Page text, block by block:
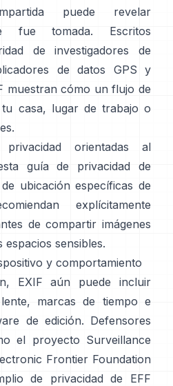
puede revelar
fue tomada. Escritos
de
investigadores de
de datos GPS y
muestran cómo un flujo de
casa, lugar de trabajo o
orientadas al
guía de privacidad de
ubicación específicas de
explícitamente
de compartir imágenes
sensibles.
y comportamiento
EXIF aún puede incluir
marcas de tiempo e
de edición. Defensores
el proyecto Surveillance
Frontier Foundation
de privacidad de EFF